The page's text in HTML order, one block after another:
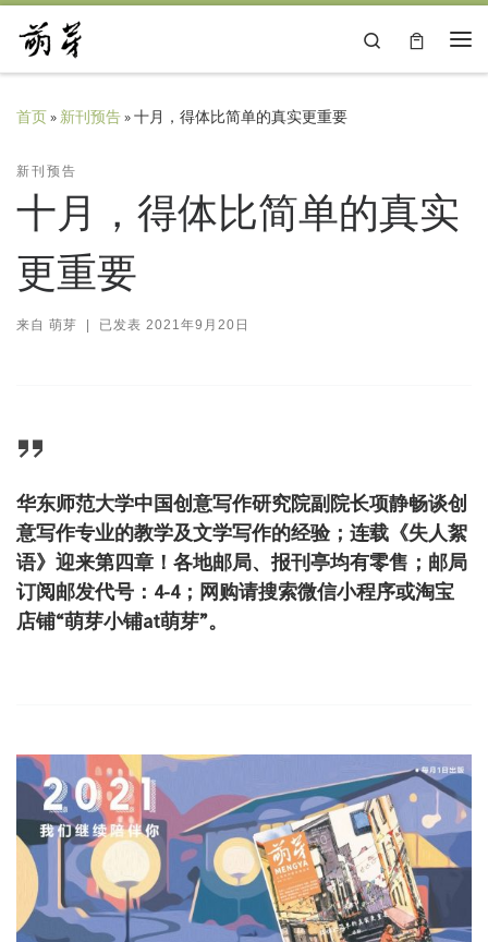
Skip to content
Search
首页» 新刊预告»十月，得体比简单的真实更重要
新刊预告
十月，得体比简单的真实
更重要
来自 萌芽 | 已发表 2021年9月20日
华东师范大学中国创意写作研究院副院长项静畅谈创
意写作专业的教学及文学写作的经验；连载《失人絮
语》迎来第四章！各地邮局、报刊亭均有零售；邮局
订阅邮发代号：4-4；网购请搜索微信小程序或淘宝
店铺“萌芽小铺at萌芽”。